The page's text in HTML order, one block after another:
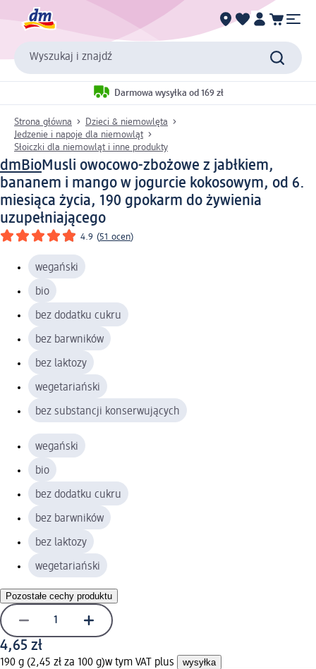
Wyszukaj i znajdź
Darmowa wysyłka od 169 zł
Strona główna
Dzieci & niemowlęta
Jedzenie i napoje dla niemowląt
Słoiczki dla niemowląt i inne produkty
dmBioMusli owocowo-zbożowe z jabłkiem,
bananem i mango w jogurcie kokosowym, od 6.
miesiąca życia, 190 gpokarm do żywienia
uzupełniającego
4.9 (51 ocen)
wegański
bio
bez dodatku cukru
bez barwników
bez laktozy
wegetariański
bez substancji konserwujących
wegański
bio
bez dodatku cukru
bez barwników
bez laktozy
wegetariański
Pozostałe cechy produktu
4,65 zł
190 g (2,45 zł za 100 g)w tym VAT plus wysyłka